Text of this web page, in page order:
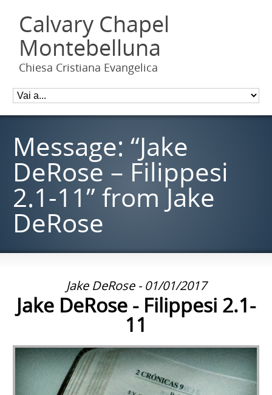
Calvary Chapel
Montebelluna
Chiesa Cristiana Evangelica
Message: “Jake
DeRose – Filippesi
2.1-11” from Jake
DeRose
Jake DeRose - 01/01/2017
Jake DeRose - Filippesi 2.1-
11